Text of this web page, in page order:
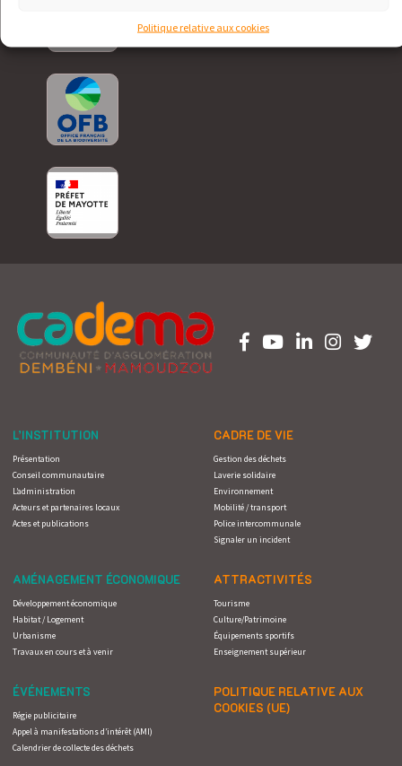
Politique relative aux cookies
L’INSTITUTION
Présentation
Conseil communautaire
L’administration
Acteurs et partenaires locaux
Actes et publications
CADRE DE VIE
Gestion des déchets
Laverie solidaire
Environnement
Mobilité / transport
Police intercommunale
Signaler un incident
AMÉNAGEMENT ÉCONOMIQUE
Développement économique
Habitat / Logement
Urbanisme
Travaux en cours et à venir
ATTRACTIVITÉS
Tourisme
Culture/Patrimoine
Équipements sportifs
Enseignement supérieur
ÉVÉNEMENTS
Régie publicitaire
Appel à manifestations d’intérêt (AMI)
Calendrier de collecte des déchets
POLITIQUE RELATIVE AUX
COOKIES (UE)